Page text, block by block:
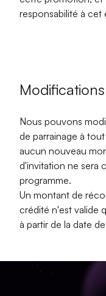
responsabilité à cet
Nous pouvons
de parrainage à
aucun nouveau
d'invitation ne sera
programme.
Un montant de
crédité n'est valide
à partir de la date